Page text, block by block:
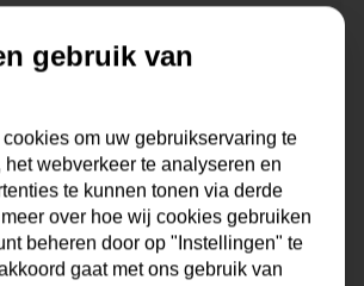
gebruik van
om uw gebruikservaring te
webverkeer te analyseren en
te kunnen tonen via derde
over hoe wij cookies gebruiken
beheren door op "Instellingen" te
gaat met ons gebruik van